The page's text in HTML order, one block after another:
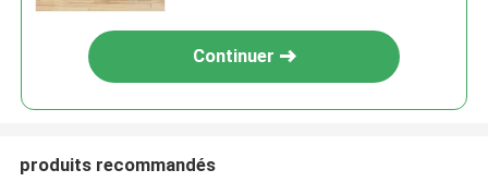
Continuer
produits recommandés